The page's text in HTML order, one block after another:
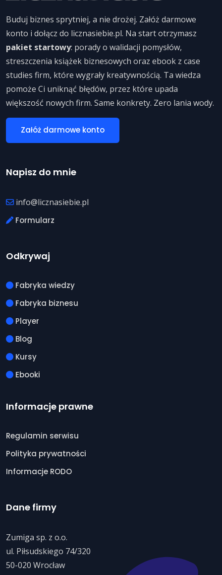
Buduj biznes sprytniej, a nie drożej. Załóż darmowe
konto i dołącz do licznasiebie.pl. Na start otrzymasz
pakiet startowy: porady o walidacji pomysłów,
streszczenia książek biznesowych oraz ebook z case
studies firm, które wygrały kreatywnością. Ta wiedza
pomoże Ci uniknąć błędów, przez które upada
większość nowych firm. Same konkrety. Zero lania wody.
Załóż darmowe konto
Napisz do mnie
info@licznasiebie.pl
Formularz
Odkrywaj
Fabryka wiedzy
Fabryka biznesu
Player
Blog
Kursy
Ebooki
Informacje prawne
Regulamin serwisu
Polityka prywatności
Informacje RODO
Dane firmy
Zumiga sp. z o.o.
ul. Piłsudskiego 74/320
50-020 Wrocław